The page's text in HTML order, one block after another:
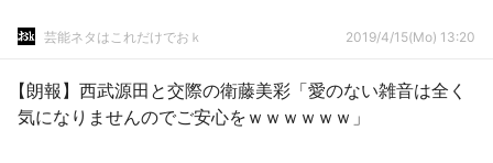
芸能ネタはこれだけでおｋ 2019/4/15(Mo) 13:20
【朗報】西武源田と交際の衛藤美彩「愛のない雑音は全く
気になりませんのでご安心をｗｗｗｗｗｗ」